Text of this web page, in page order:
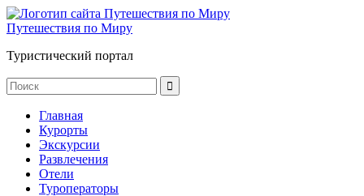
Путешествия по Миру
Туристический портал
Главная
Курорты
Экскурсии
Развлечения
Отели
Туроператоры